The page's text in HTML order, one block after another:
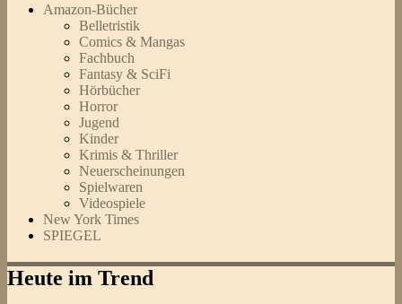
Amazon-Bücher
Belletristik
Comics & Mangas
Fachbuch
Fantasy & SciFi
Hörbücher
Horror
Jugend
Kinder
Krimis & Thriller
Neuerscheinungen
Spielwaren
Videospiele
New York Times
SPIEGEL
Heute im Trend